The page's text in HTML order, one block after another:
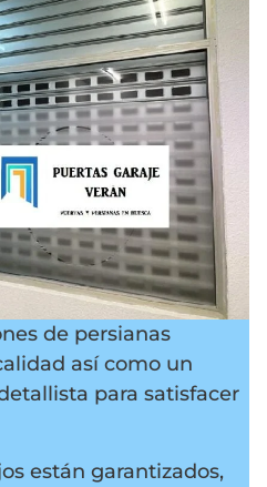
de persianas
así como un
para satisfacer
están garantizados,